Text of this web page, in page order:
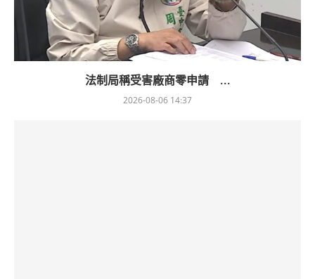
法制局稱受害廠商零申請 ...
2026-08-06 14:37